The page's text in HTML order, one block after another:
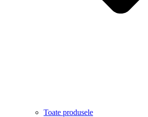
Toate produsele